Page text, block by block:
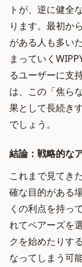
トが、逆に健全
ります。最初か
がある人も多い
まっていく
るユーザーに支
は、この「焦ら
果として長続き
でしょう。
結論：戦略的な
これまで見てき
確な目的がある
くの利点を持っ
れてペアーズを
クを始めたりす
なってしまう可